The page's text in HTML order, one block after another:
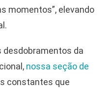
momentos”, elevando
desdobramentos da
nossa seção de
constantes que